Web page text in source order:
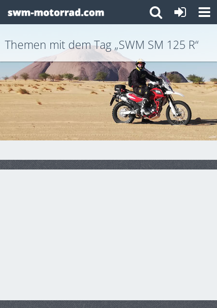
Themen mit dem Tag „SWM SM 125 R“